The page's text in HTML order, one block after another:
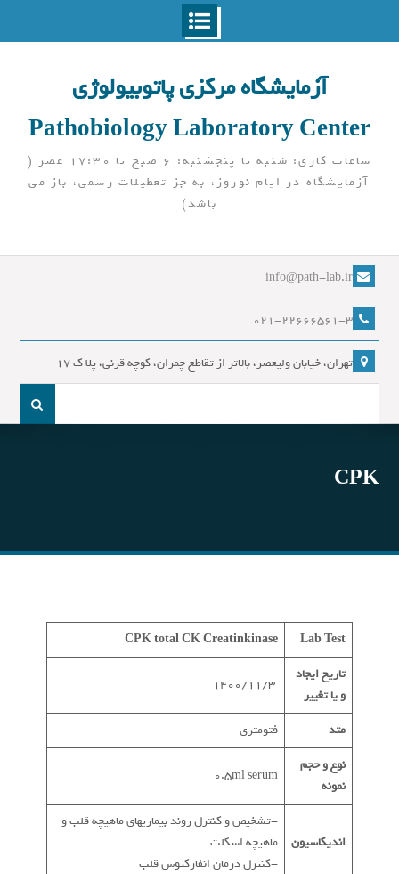
آزمایشگاه مرکزی پاتوبیولوژی
Pathobiology Laboratory Center
ساعات کاری: شنبه تا پنجشنبه: 6 صبح تا 17:30 عصر (
آزمایشگاه در ایام نوروز، به جز تعطیلات رسمی، باز می
باشد)
info@path-lab.ir
021-22666561-3
تهران، خیابان ولیعصر، بالاتر از تقاطع چمران، کوچه قرنی، پلا ک 17
جست
CPK
Lab Test
CPK totalCKCreatinkinase
تاریخ ایجاد
و یا تغییر
متد
فتومتری
نوع و حجم
نمونه
0.5ml serum
اندیکاسیون
-تشخیص و کنترل روند بیماریهای ماهیچه قلب و
ماهیچه اسکلت
-کنترل درمان انفارکتوس قلب